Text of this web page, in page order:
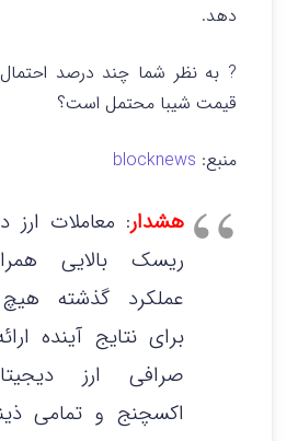
دهد.
قیمت شیبا محتمل است؟
منبع: blocknews
هشدار: معاملات ارز
ریسک بالایی
عملکرد گذشته
برای نتایج آینده
صرافی ارز
اکسچنج و تمامی